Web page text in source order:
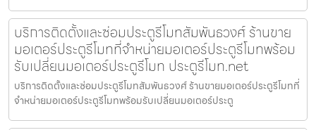
บริการติดตั้งและซ่อมประตูรีโมทสัมพันธวงศ์ ร้านขาย
มอเตอร์ประตูรีโมทที่จำหน่ายมอเตอร์ประตูรีโมทพร้อม
รับเปลี่ยนมอเตอร์ประตูรีโมท ประตูรีโมท.net
บริการติดตั้งและซ่อมประตูรีโมทสัมพันธวงศ์ ร้านขายมอเตอร์ประตูรีโมทที่
จำหน่ายมอเตอร์ประตูรีโมทพร้อมรับเปลี่ยนมอเตอร์ประตู